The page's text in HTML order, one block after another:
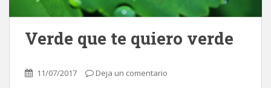
Verde que te quiero verde
11/07/2017 Deja un comentario